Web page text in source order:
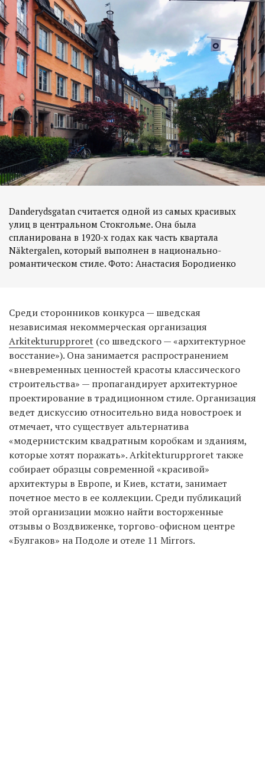
Danderydsgatan считается одной из самых красивых
улиц в центральном Стокгольме. Она была
спланирована в 1920-х годах как часть квартала
Näktergalen, который выполнен в национально-
романтическом стиле. Фото: Анастасия Бородиенко
Среди сторонников конкурса — шведская
независимая некоммерческая организация
Arkitekturupproret (со шведского — «архитектурное
восстание»). Она занимается распространением
«вневременных ценностей красоты классического
строительства» — пропагандирует архитектурное
проектирование в традиционном стиле. Организация
ведет дискуссию относительно вида новостроек и
отмечает, что существует альтернатива
«модернистским квадратным коробкам и зданиям,
которые хотят поражать». Arkitekturupproret также
собирает образцы современной «красивой»
архитектуры в Европе, и Киев, кстати, занимает
почетное место в ее коллекции. Среди публикаций
этой организации можно найти восторженные
отзывы о Воздвиженке, торгово-офисном центре
«Булгаков» на Подоле и отеле 11 Mirrors.